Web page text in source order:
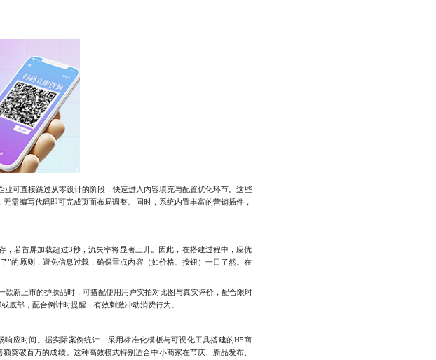
可直接跳过从零设计的阶段，快速进入内容填充与配置优化环节。这些
需编写代码即可完成页面布局调整。同时，系统内置丰富的营销插件，
若首屏加载超过3秒，流失率将显著上升。因此，在搭建过程中，应优
”的原则，避免信息过载，确保重点内容（如价格、按钮）一目了然。在
新上市的护肤品时，可搭配使用用户实拍对比图与真实评价，配合限时
底部，配合倒计时提醒，有效刺激冲动消费行为。
应时间。据实际案例统计，采用标准化模板与可视化工具搭建的H5商
突破百万的成绩。这种高效模式特别适合中小商家在节庆、新品发布、